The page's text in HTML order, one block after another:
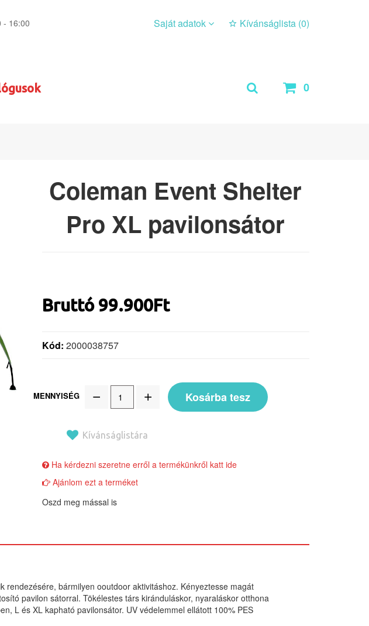
- 16:00 Saját adatok Kívánságlista (0)
0
Coleman Event Shelter
Pro XL pavilonsátor
Bruttó 99.900Ft
Kód: 2000038757
MENNYISÉG Kosárba tesz
Kívánságlistára
Ha kérdezni szeretne erről a termékünkről katt ide
Ajánlom ezt a terméket
Oszd meg mással is
rendezésére, bármilyen ooutdoor aktivitáshoz. Kényeztesse magát
pavilon sátorral. Tökélestes társ kiránduláskor, nyaraláskor otthona
L és XL kapható pavilonsátor. UV védelemmel ellátott 100% PES